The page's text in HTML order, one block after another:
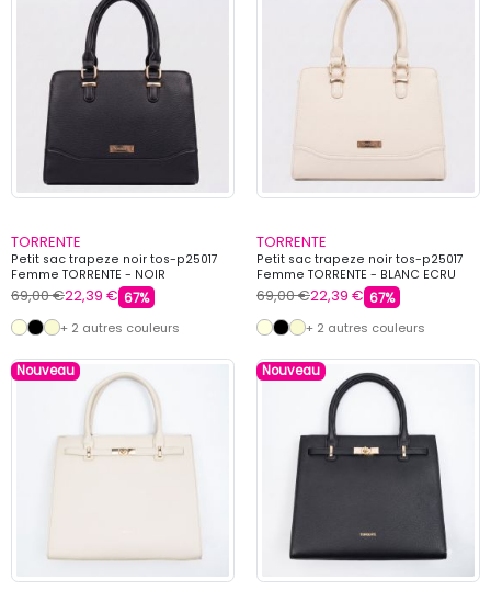
TORRENTE
Petit sac trapeze noir tos-p25017
Femme TORRENTE - NOIR
69,00 €22,39 € 67%
+ 2 autres couleurs
TORRENTE
Petit sac trapeze noir tos-p25017
Femme TORRENTE - BLANC ECRU
69,00 €22,39 € 67%
+ 2 autres couleurs
Nouveau Nouveau